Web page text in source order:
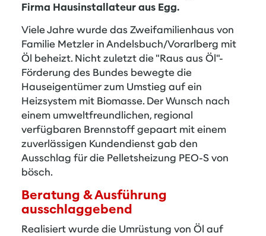
Firma Hausinstallateur aus Egg.
Viele Jahre wurde das Zweifamilienhaus von
Familie Metzler in Andelsbuch/Vorarlberg mit
Öl beheizt. Nicht zuletzt die "Raus aus Öl"-
Förderung des Bundes bewegte die
Hauseigentümer zum Umstieg auf ein
Heizsystem mit Biomasse. Der Wunsch nach
einem umweltfreundlichen, regional
verfügbaren Brennstoff gepaart mit einem
zuverlässigen Kundendienst gab den
Ausschlag für die Pelletsheizung PEO-Svon
bösch.
Beratung & Ausführung
ausschlaggebend
Realisiert wurde die Umrüstung von Öl auf